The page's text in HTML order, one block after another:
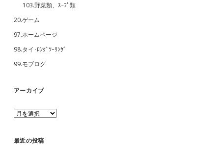
103.野菜類、ｽｰﾌﾟ類
20.ゲーム
97.ホームページ
98.タイ･ﾛﾝｸﾞﾂｰﾘﾝｸﾞ
99.モブログ
アーカイブ
ア
ー
イ
ブ
最近の投稿